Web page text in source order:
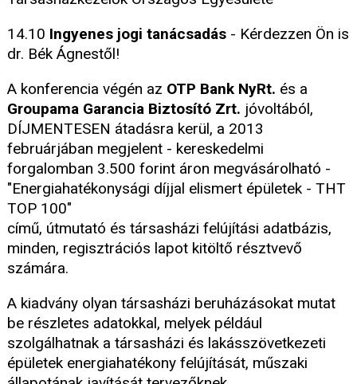
14.10 Ingyenes jogi tanácsadás - Kérdezzen Ön is
dr. Bék Ágnestől!
A konferencia végén az OTP Bank NyRt. és a
Groupama Garancia Biztosító Zrt. jóvoltából,
DÍJMENTESEN átadásra kerül, a 2013
februárjában megjelent - kereskedelmi
forgalomban 3.500 forint áron megvásárolható -
"Energiahatékonysági díjjal elismert épületek - THT
TOP 100"
című, útmutató és társasházi felújítási adatbázis,
minden, regisztrációs lapot kitöltő résztvevő
számára.
A kiadvány olyan társasházi beruházásokat mutat
be részletes adatokkal, melyek például
szolgálhatnak a társasházi és lakásszövetkezeti
épületek energiahatékony felújítását, műszaki